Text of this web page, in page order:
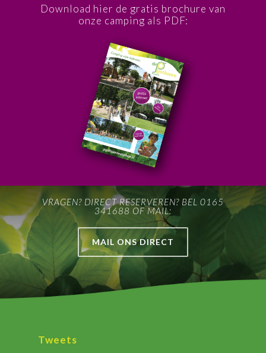
Download hier de gratis brochure van
onze camping als PDF:
VRAGEN? DIRECT RESERVEREN? BEL 0165
341688 OF MAIL:
MAIL ONS DIRECT
Tweets